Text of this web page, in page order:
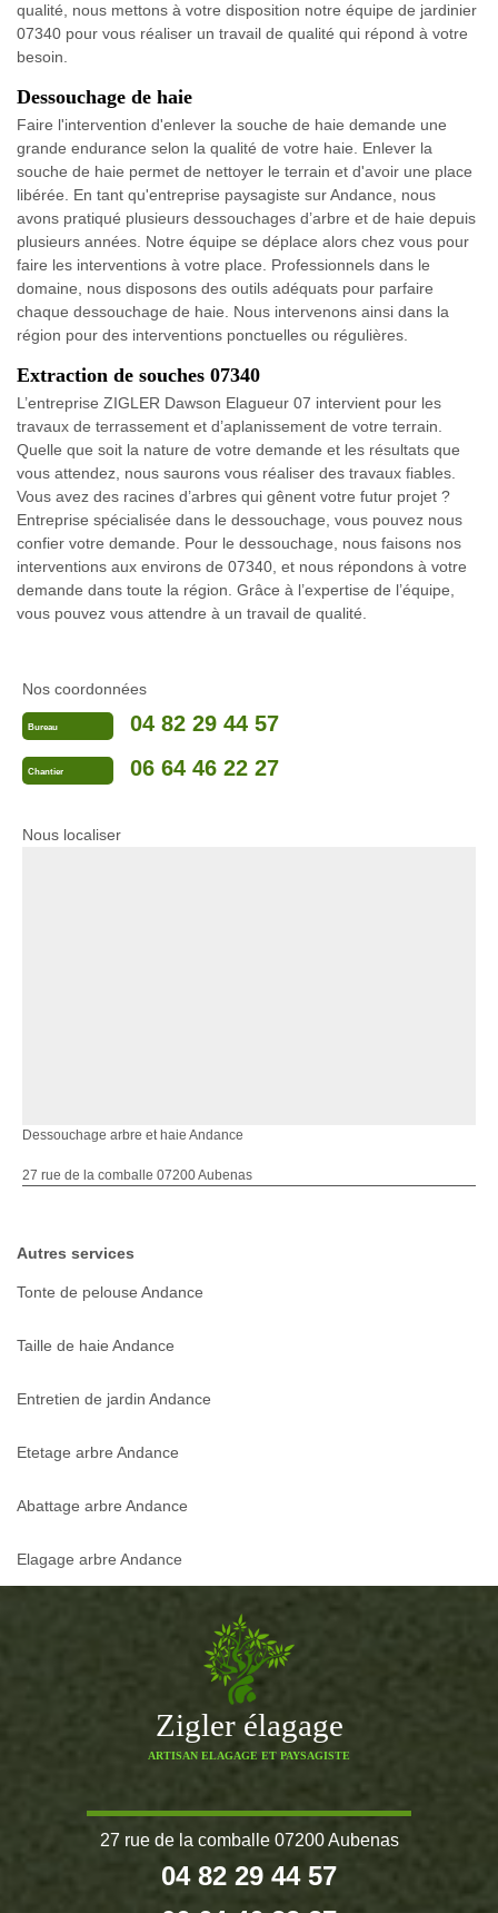
qualité, nous mettons à votre disposition notre équipe de jardinier
07340 pour vous réaliser un travail de qualité qui répond à votre
besoin.
Dessouchage de haie
Faire l'intervention d'enlever la souche de haie demande une
grande endurance selon la qualité de votre haie. Enlever la
souche de haie permet de nettoyer le terrain et d'avoir une place
libérée. En tant qu'entreprise paysagiste sur Andance, nous
avons pratiqué plusieurs dessouchages d’arbre et de haie depuis
plusieurs années. Notre équipe se déplace alors chez vous pour
faire les interventions à votre place. Professionnels dans le
domaine, nous disposons des outils adéquats pour parfaire
chaque dessouchage de haie. Nous intervenons ainsi dans la
région pour des interventions ponctuelles ou régulières.
Extraction de souches 07340
L’entreprise ZIGLER Dawson Elagueur 07 intervient pour les
travaux de terrassement et d’aplanissement de votre terrain.
Quelle que soit la nature de votre demande et les résultats que
vous attendez, nous saurons vous réaliser des travaux fiables.
Vous avez des racines d’arbres qui gênent votre futur projet ?
Entreprise spécialisée dans le dessouchage, vous pouvez nous
confier votre demande. Pour le dessouchage, nous faisons nos
interventions aux environs de 07340, et nous répondons à votre
demande dans toute la région. Grâce à l’expertise de l’équipe,
vous pouvez vous attendre à un travail de qualité.
Nos coordonnées
Bureau 04 82 29 44 57
Chantier 06 64 46 22 27
Nous localiser
Dessouchage arbre et haie Andance
27 rue de la comballe 07200 Aubenas
Autres services
Tonte de pelouse Andance
Taille de haie Andance
Entretien de jardin Andance
Etetage arbre Andance
Abattage arbre Andance
Elagage arbre Andance
Zigler élagage
ARTISAN ELAGAGE ET PAYSAGISTE
27 rue de la comballe 07200 Aubenas
04 82 29 44 57